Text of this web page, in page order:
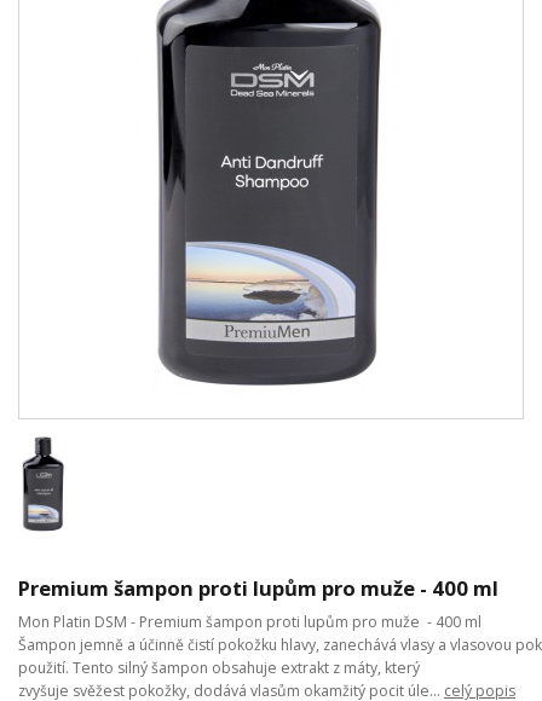
Premium šampon proti lupům pro muže - 400 ml
Mon Platin DSM - Premium šampon proti lupům pro muže - 400 ml
Šampon jemně a účinně čistí pokožku hlavy, zanechává vlasy a vlasovou
použití. Tento silný šampon obsahuje extrakt z máty, který
zvyšuje svěžest pokožky, dodává vlasům okamžitý pocit úle... celý popis